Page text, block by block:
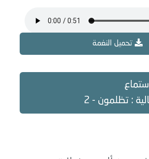
تحميل النغمة
: تظلمون - 2